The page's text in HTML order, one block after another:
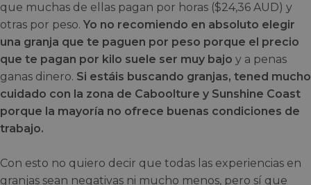
que muchas de ellas pagan por horas ($24,36 AUD) y
otras por peso. Yo no recomiendo en absoluto elegir
una granja que te paguen por peso porque el precio
que te pagan por kilo suele ser muy bajo y a penas
ganas dinero. Si estáis buscando granjas, tened mucho
cuidado con la zona de Caboolture y Sunshine Coast
porque la mayoría no ofrece buenas condiciones de
trabajo.
Con esto no quiero decir que todas las experiencias en
granjas sean negativas ni mucho menos, pero sí que